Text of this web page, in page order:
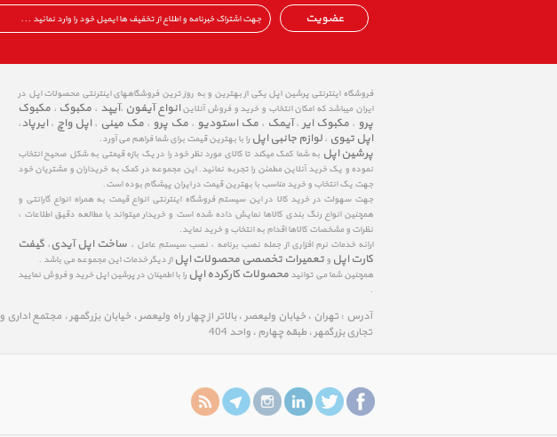
عضویت
فروشگاه اینترنتی پرشین اپل یکی از بهترین و به روز ترین فروشگاههای اینترنتی محصولات اپل در
ایران میباشد که امکان انتخاب و خرید و فروش آنلاینانواع آیفون ،آیپد ، مکبوک ، مکبوک
پرو ، مکبوک ایر ، آیمک ، مک استودیو ، مک پرو ، مک مینی ، اپل واچ ، ایرپاد،
اپل تیوی ، لوازم جانبی اپل را با بهترین قیمت برای شما فراهم می آورد.
پرشین اپل به شما کمک میکند تا کالای مورد نظر خود را در یک بازه قیمتی به شکل صحیح انتخاب
نموده و یک خرید آنلاین مطمئن را تجربه نمائید. این مجموعه در کمک به خریداران و مشتریان خود
جهت یک انتخاب و خرید مناسب با بهترین قیمت در ایران پیشگام بوده است.
جهت سهولت در خرید کالا در این سیستم فروشگاه اینترنتی انواع قیمت به همراه انواع گارانتی و
همچنین انواع رنگ بندی کالاها نمایش داده شده است و خریدار میتواند با مطالعه دقیق اطلاعات ،
نظرات و مشخصات کالاها اقدام به انتخاب و خرید نماید.
ارائه خدمات نرم افزاری از جمله نصب برنامه ، نصب سیستم عامل ، ساخت اپل آیدی ، گیفت
کارت اپل و تعمیرات تخصصی محصولات اپل از دیگر خدمات این مجموعه می باشد .
همچنین شما می توانید محصولات کارکرده اپل را با اطمینان در پرشین اپل خرید و فروش نمایید
.
آدرس : تهران ، خیابان ولیعصر ، بالاتر از چهار راه ولیعصر ، خیابان بزرگمهر ، مجتمع اداری و
تجاری بزرگمهر ، طبقه چهارم ، واحد 404